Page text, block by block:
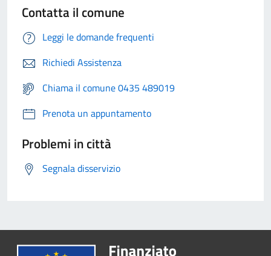
Contatta il comune
Leggi le domande frequenti
Richiedi Assistenza
Chiama il comune 0435 489019
Prenota un appuntamento
Problemi in città
Segnala disservizio